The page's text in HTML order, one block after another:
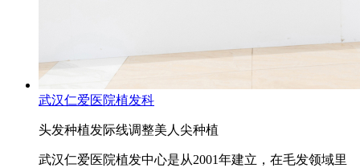
武汉仁爱医院植发科
头发种植发际线调整美人尖种植
武汉仁爱医院植发中心是从2001年建立，在毛发领域里